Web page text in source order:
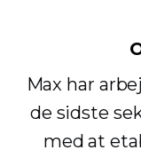
Max har
de sidste
med at